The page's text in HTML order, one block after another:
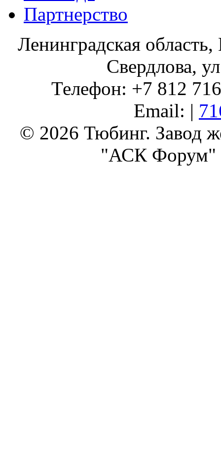
Партнерство
Ленинградская
Свердлова,
Телефон: +7 812
Email: |
© 2026 Тюбинг. Завод
"АСК Форум"